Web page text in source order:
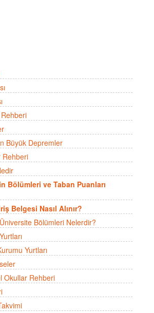
Büyük Depremler
Rehberi
Bölümleri ve Taban Puanları
Belgesi Nasıl Alınır?
Bölümleri Nelerdir?
Yurtları
Okullar Rehberi